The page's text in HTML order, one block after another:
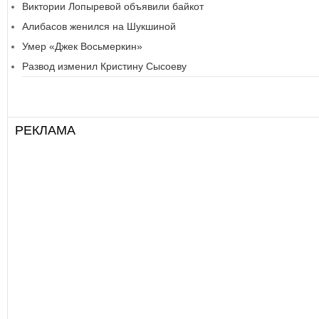
Виктории Лопыревой объявили байкот
Алибасов женился на Шукшиной
Умер «Джек Восьмеркин»
Развод изменил Кристину Сысоеву
РЕКЛАМА